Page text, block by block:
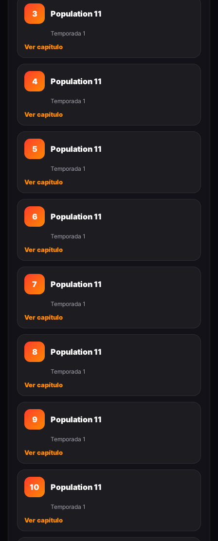
3 Population 11
Temporada 1
Ver capítulo
4 Population 11
Temporada 1
Ver capítulo
5 Population 11
Temporada 1
Ver capítulo
6 Population 11
Temporada 1
Ver capítulo
7 Population 11
Temporada 1
Ver capítulo
8 Population 11
Temporada 1
Ver capítulo
9 Population 11
Temporada 1
Ver capítulo
10 Population 11
Temporada 1
Ver capítulo